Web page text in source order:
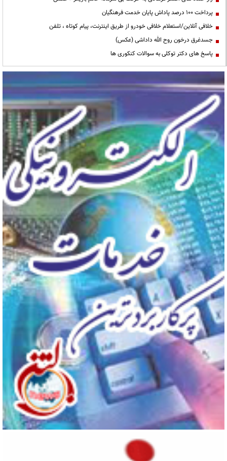
پرداخت ۱۰۰ درصد پاداش پایان خدمت فرهنگیان
خلافی آنلاین/استعلام خلافی خودرو از طریق اینترنت، پیام کوتاه ، تلفن
جسدغرق درخون روح الله داداشی (عکس)
پاسخ های دکتر توکلی به سوالات کنکوری ها